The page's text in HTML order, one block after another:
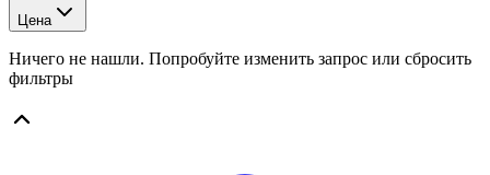
Цена
Ничего не нашли. Попробуйте изменить запрос или сбросить
фильтры